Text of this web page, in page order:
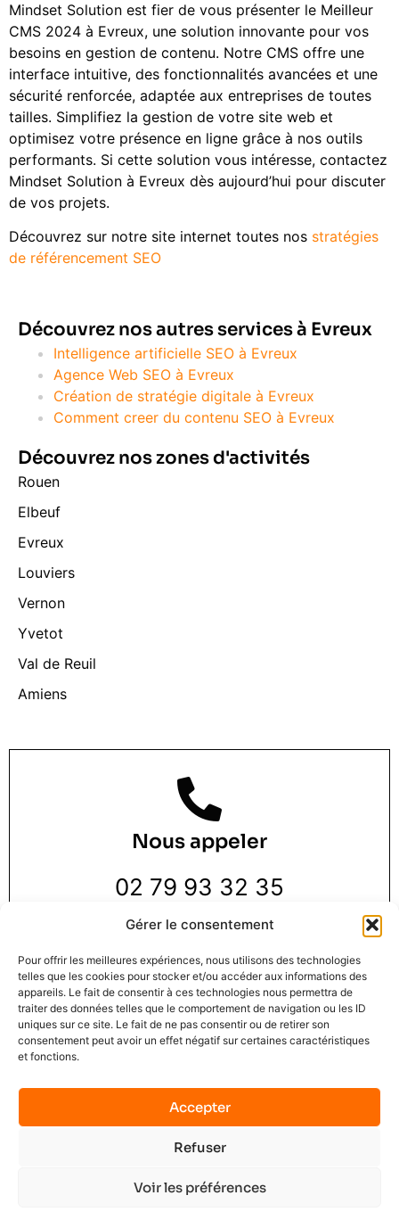
Gérer le consentement
Pour offrir les meilleures expériences, nous utilisons des technologies
telles que les cookies pour stocker et/ou accéder aux informations des
appareils. Le fait de consentir à ces technologies nous permettra de
traiter des données telles que le comportement de navigation ou les ID
uniques sur ce site. Le fait de ne pas consentir ou de retirer son
consentement peut avoir un effet négatif sur certaines caractéristiques
et fonctions.
Accepter
Refuser
Voir les préférences
Mindset Solution est fier de vous présenter le Meilleur
CMS 2024 à Evreux, une solution innovante pour vos
besoins en gestion de contenu. Notre CMS offre une
interface intuitive, des fonctionnalités avancées et une
sécurité renforcée, adaptée aux entreprises de toutes
tailles. Simplifiez la gestion de votre site web et
optimisez votre présence en ligne grâce à nos outils
performants. Si cette solution vous intéresse, contactez
Mindset Solution à Evreux dès aujourd’hui pour discuter
de vos projets.
Découvrez sur notre site internet toutes nos stratégies
de référencement SEO
Découvrez nos autres services à Evreux
Intelligence artificielle SEO à Evreux
Agence Web SEO à Evreux
Création de stratégie digitale à Evreux
Comment creer du contenu SEO à Evreux
Découvrez nos zones d'activités
Rouen
Elbeuf
Evreux
Louviers
Vernon
Yvetot
Val de Reuil
Amiens
Nous appeler
02 79 93 32 35
Nous trouver
3 Rue de la Pie 1 er étage,
76000 Rouen
No data was found
Terms of ServicePrivacy PolicyPlan du site